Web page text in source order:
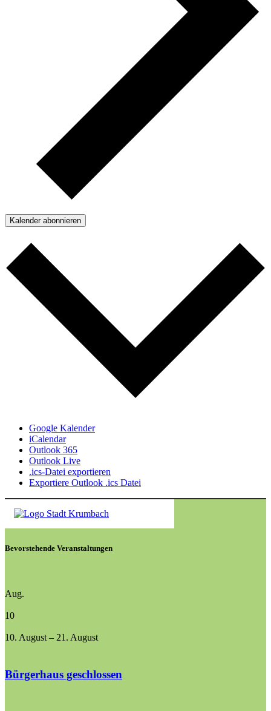
Kalender abonnieren
Google Kalender
iCalendar
Outlook 365
Outlook Live
.ics-Datei exportieren
Exportiere Outlook .ics Datei
Bevorstehende Veranstaltungen
Aug.
10
10. August – 21. August
Bürgerhaus geschlossen